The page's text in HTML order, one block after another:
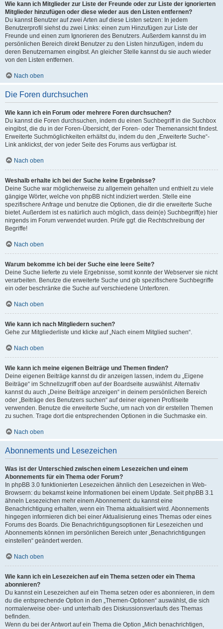
Wie kann ich Mitglieder zur Liste der Freunde oder zur Liste der ignorierten
Mitglieder hinzufügen oder diese wieder aus den Listen entfernen?
Du kannst Benutzer auf zwei Arten auf diese Listen setzen: In jedem
Benutzerprofil siehst du zwei Links: einen zum Hinzufügen zur Liste der
Freunde und einen zum Ignorieren des Benutzers. Außerdem kannst du im
persönlichen Bereich direkt Benutzer zu den Listen hinzufügen, indem du
deren Benutzernamen eingibst. An gleicher Stelle kannst du sie auch wieder
von den Listen entfernen.
Nach oben
Die Foren durchsuchen
Wie kann ich ein Forum oder mehrere Foren durchsuchen?
Du kannst die Foren durchsuchen, indem du einen Suchbegriff in die Suchbox
eingibst, die du in der Foren-Übersicht, der Foren- oder Themenansicht findest.
Erweiterte Suchmöglichkeiten erhältst du, indem du den „Erweiterte Suche“-
Link anklickst, der von jeder Seite des Forums aus verfügbar ist.
Nach oben
Weshalb erhalte ich bei der Suche keine Ergebnisse?
Deine Suche war möglicherweise zu allgemein gehalten und enthielt zu viele
gängige Wörter, welche von phpBB nicht indiziert werden. Stelle eine
spezifischere Anfrage und benutze die Optionen, die dir die erweiterte Suche
bietet. Außerdem ist es natürlich auch möglich, dass dein(e) Suchbegriff(e) hier
nirgends im Forum verwendet wurden. Prüfe ggf. die Rechtschreibung der
Begriffe!
Nach oben
Warum bekomme ich bei der Suche eine leere Seite?
Deine Suche lieferte zu viele Ergebnisse, somit konnte der Webserver sie nicht
verarbeiten. Benutze die erweiterte Suche und gib spezifischere Suchbegriffe
ein oder beschränke die Suche auf verschiedene Unterforen.
Nach oben
Wie kann ich nach Mitgliedern suchen?
Gehe zur Mitgliederliste und klicke auf „Nach einem Mitglied suchen“.
Nach oben
Wie kann ich meine eigenen Beiträge und Themen finden?
Deine eigenen Beiträge kannst du dir anzeigen lassen, indem du „Eigene
Beiträge“ im Schnellzugriff oben auf der Boardseite auswählst. Alternativ
kannst du auch „Deine Beiträge anzeigen“ in deinem persönlichen Bereich
oder „Beiträge des Benutzers suchen“ auf deiner eigenen Profilseite
verwenden. Benutze die erweiterte Suche, um nach von dir erstellen Themen
zu suchen. Trage dort die entsprechenden Optionen in die Suchmaske ein.
Nach oben
Abonnements und Lesezeichen
Was ist der Unterschied zwischen einem Lesezeichen und einem
Abonnements für ein Thema oder Forum?
In phpBB 3.0 funktionierten Lesezeichen ähnlich den Lesezeichen in Web-
Browsern: du bekamst keine Informationen bei einem Update. Seit phpBB 3.1
ähneln Lesezeichen mehr einem Abonnement: du kannst eine
Benachrichtigung erhalten, wenn ein Thema aktualisiert wird. Abonnements
hingegen informieren dich bei einer Aktualisierung eines Themas oder eines
Forums des Boards. Die Benachrichtigungsoptionen für Lesezeichen und
Abonnements können im persönlichen Bereich unter „Benachrichtigungen
einstellen“ geändert werden.
Nach oben
Wie kann ich ein Lesezeichen auf ein Thema setzen oder ein Thema
abonnieren?
Du kannst ein Lesezeichen auf ein Thema setzen oder es abonnieren, in dem
du die entsprechende Option in den „Themen-Optionen“ auswählst, die sich
normalerweise ober- und unterhalb des Diskussionsverlaufs des Themas
befinden.
Wenn du bei der Antwort auf ein Thema die Option „Mich benachrichtigen,